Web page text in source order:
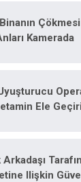
Çökmesi
Kamerada
Ele
Arkadaşı
Ilişkin